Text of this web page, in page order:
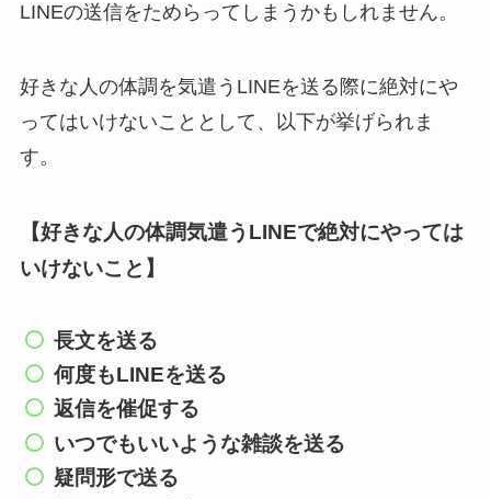
LINEの送信をためらってしまうかもしれません。
好きな人の体調を気遣うLINEを送る際に絶対にや
ってはいけないこととして、以下が挙げられま
す。
【好きな人の体調気遣うLINEで絶対にやっては
いけないこと】
長文を送る
何度もLINEを送る
返信を催促する
いつでもいいような雑談を送る
疑問形で送る